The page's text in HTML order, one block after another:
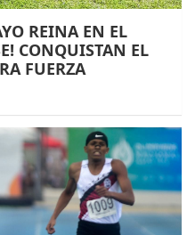
REINA EN EL
CONQUISTAN EL
FUERZA